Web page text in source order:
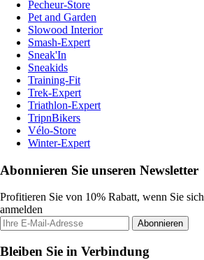
Pecheur-Store
Pet and Garden
Slowood Interior
Smash-Expert
Sneak'In
Sneakids
Training-Fit
Trek-Expert
Triathlon-Expert
TripnBikers
Vélo-Store
Winter-Expert
Abonnieren Sie unseren Newsletter
Profitieren Sie von 10% Rabatt, wenn Sie
anmelden
Abonnieren
Bleiben Sie in Verbindung